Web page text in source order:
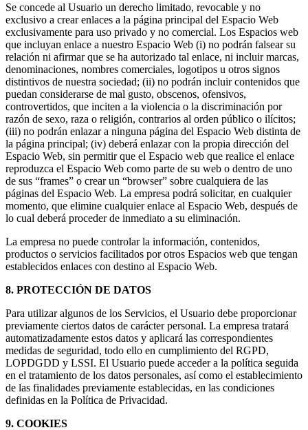
Se concede al Usuario un derecho limitado, revocable y no
exclusivo a crear enlaces a la página principal del Espacio Web
exclusivamente para uso privado y no comercial. Los Espacios web
que incluyan enlace a nuestro Espacio Web (i) no podrán falsear su
relación ni afirmar que se ha autorizado tal enlace, ni incluir marcas,
denominaciones, nombres comerciales, logotipos u otros signos
distintivos de nuestra sociedad; (ii) no podrán incluir contenidos que
puedan considerarse de mal gusto, obscenos, ofensivos,
controvertidos, que inciten a la violencia o la discriminación por
razón de sexo, raza o religión, contrarios al orden público o ilícitos;
(iii) no podrán enlazar a ninguna página del Espacio Web distinta de
la página principal; (iv) deberá enlazar con la propia dirección del
Espacio Web, sin permitir que el Espacio web que realice el enlace
reproduzca el Espacio Web como parte de su web o dentro de uno
de sus “frames” o crear un “browser” sobre cualquiera de las
páginas del Espacio Web. La empresa podrá solicitar, en cualquier
momento, que elimine cualquier enlace al Espacio Web, después de
lo cual deberá proceder de inmediato a su eliminación.
La empresa no puede controlar la información, contenidos,
productos o servicios facilitados por otros Espacios web que tengan
establecidos enlaces con destino al Espacio Web.
8. PROTECCIÓN DE DATOS
Para utilizar algunos de los Servicios, el Usuario debe proporcionar
previamente ciertos datos de carácter personal. La empresa tratará
automatizadamente estos datos y aplicará las correspondientes
medidas de seguridad, todo ello en cumplimiento del RGPD,
LOPDGDD y LSSI. El Usuario puede acceder a la política seguida
en el tratamiento de los datos personales, así como el establecimiento
de las finalidades previamente establecidas, en las condiciones
definidas en la Política de Privacidad.
9. COOKIES